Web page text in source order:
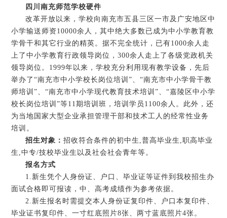
四川南充师范学校硬件
改革开放以来，学校向南充市五县三区一市及广安地区中
小学输送师资10000余人，其中绝大多数已成为中小学教育教
学骨干和其它行业的精英。据不完全统计，已有1000余人走
上了中小学教育行政领导岗位，300余人走上了各级党政机关
领导岗位。1999年以来，学校充分利用现有教学设备，先后
举办了“南充市中小学校长岗位培训”、“南充市中小学骨干教
师培训”、“南充市中小学现代教育技术培训”、“嘉陵区中小学
校长岗位培训”等11期培训班，培训学员1100余人。此外，还
为当地国家大型企业承担管理干部和技术工人的经常性业务
培训。
招生对象：招收符合条件的初中生,普高毕业生,职高毕业
生,中专/技校毕业生以及社会社会青年等。
报名方式
1.新生凭个人身份证、户口、毕业证等证件到我校招生办
面试合格即可报读，中、高考成绩作为参考依据。
2.新生报名时需提交本人身份证复印件、户口本复印件、
毕业证书复印件、一寸红底照片8张、两寸蓝底照片4张。